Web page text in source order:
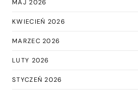
MAJ 2026
KWIECIEŃ 2026
MARZEC 2026
LUTY 2026
STYCZEŃ 2026